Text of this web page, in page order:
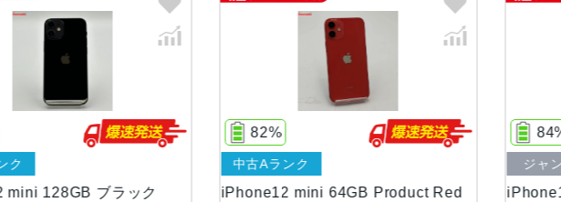
画面解像度 2340 X 1080
ストレージ容量 64GB, 128GB, 256GB
本体素材 アルミニウム, ガラス
iPhone12 mini 64GB Product Red
中古Aランク
iPhone12 mini 128GB ブラック